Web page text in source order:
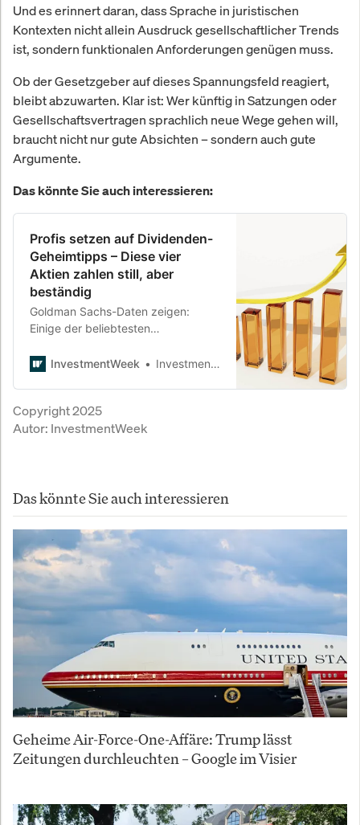
Und es erinnert daran, dass Sprache in juristischen
Kontexten nicht allein Ausdruck gesellschaftlicher Trends
ist, sondern funktionalen Anforderungen genügen muss.
Ob der Gesetzgeber auf dieses Spannungsfeld reagiert,
bleibt abzuwarten. Klar ist: Wer künftig in Satzungen oder
Gesellschaftsvertragen sprachlich neue Wege gehen will,
braucht nicht nur gute Absichten – sondern auch gute
Argumente.
Das könnte Sie auch interessieren:
Profis setzen auf Dividenden-
Geheimtipps – Diese vier
Aktien zahlen still, aber
beständig
Goldman Sachs-Daten zeigen:
Einige der beliebtesten
Hedgefonds stammen aus
InvestmentWeek InvestmentWeek
Copyright 2025
Autor: InvestmentWeek
Das könnte Sie auch interessieren
Geheime Air-Force-One-Affäre: Trump lässt
Zeitungen durchleuchten – Google im Visier